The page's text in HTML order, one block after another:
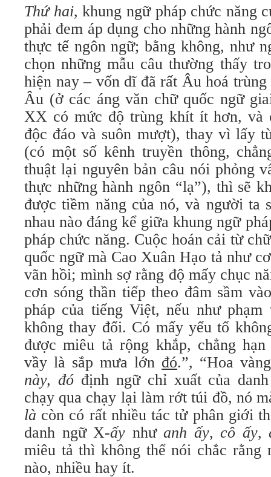
Thứ hai, khung ngữ pháp chức năng
phải đem áp dụng cho những hành
thực tế ngôn ngữ; bằng không, như
chọn những mẫu câu thường thấy
hiện nay – vốn dĩ đã rất Âu hoá
Âu (ở các áng văn chữ quốc ngữ
XX có mức độ trùng khít ít hơn, và
độc đáo và suôn mượt), thay vì lấy
(có một số kênh truyền thông,
thuật lại nguyên bản câu nói phỏng
thực những hành ngôn “lạ”), thì sẽ
được tiềm năng của nó, và người ta
nhau nào đáng kể giữa khung ngữ
pháp chức năng. Cuộc hoán cải từ
quốc ngữ mà Cao Xuân Hạo tả như
vãn hồi; mình sợ rằng độ mấy chục
cơn sóng thần tiếp theo đâm sầm
pháp của tiếng Việt, nếu như
không thay đổi. Có mấy yếu tố
được miêu tả rộng khắp, chẳng
vầy là sắp mưa lớn đó.”, “Hoa
này, đóđịnh ngữ chỉ xuất của
chạy qua chạy lại làm rớt túi đồ, nó
là còn có rất nhiều tác tử phân giới
danh ngữ X-ấy như anh ấy, cô ấy,
miêu tả thì không thể nói chắc rằng
nào, nhiều hay ít.